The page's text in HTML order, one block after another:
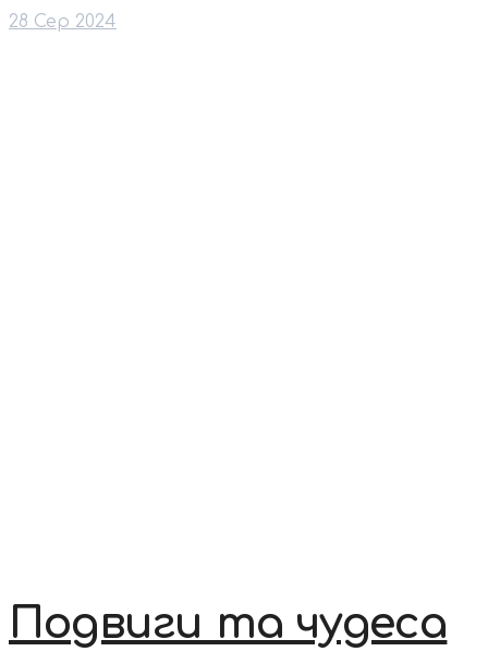
28 Сер 2024
Подвиги та чудеса